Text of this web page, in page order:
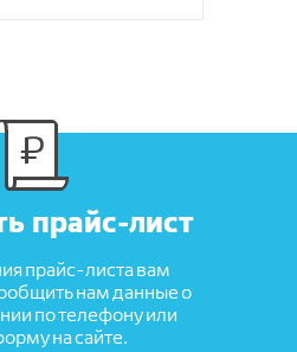
прайс-лист
прайс-листа вам
нам данные о
по телефону или
на сайте.